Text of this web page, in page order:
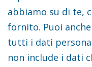
abbiamo su di te,
fornito. Puoi
tutti i dati
non include i dati